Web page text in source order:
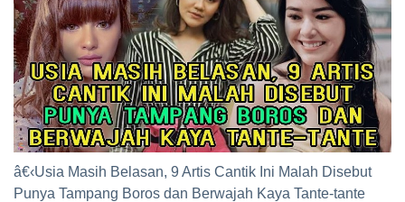
â€‹Usia Masih Belasan, 9 Artis Cantik Ini Malah Disebut
Punya Tampang Boros dan Berwajah Kaya Tante-tante